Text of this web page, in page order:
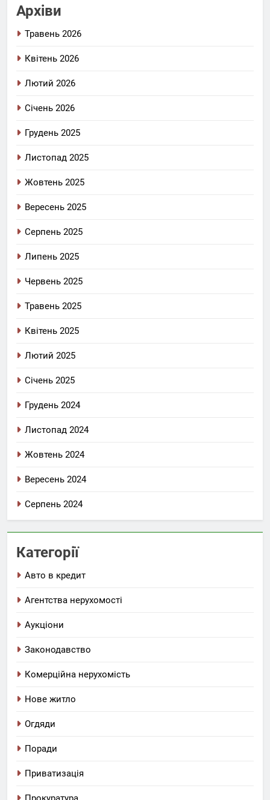
Архіви
Травень 2026
Квітень 2026
Лютий 2026
Січень 2026
Грудень 2025
Листопад 2025
Жовтень 2025
Вересень 2025
Серпень 2025
Липень 2025
Червень 2025
Травень 2025
Квітень 2025
Лютий 2025
Січень 2025
Грудень 2024
Листопад 2024
Жовтень 2024
Вересень 2024
Серпень 2024
Категорії
Авто в кредит
Агентства нерухомості
Аукціони
Законодавство
Комерційна нерухомість
Нове житло
Огдяди
Поради
Приватизація